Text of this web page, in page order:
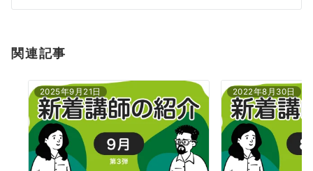
ン
関連記事
2025年9月21日 2022年8月30日